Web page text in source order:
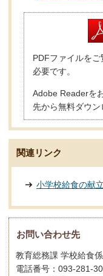
PDFファイルを
必要です。
Adobe Readerを
先から無料ダウン
関連リンク
小学校給食の献
お問い合わせ先
教育総務課 学校給食係
電話番号：093-281-